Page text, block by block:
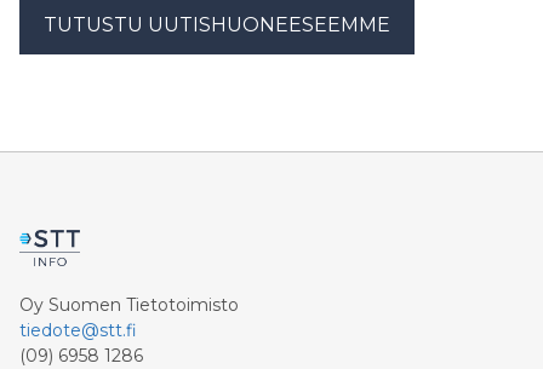
TUTUSTU UUTISHUONEESEEMME
Oy Suomen Tietotoimisto
tiedote@stt.fi
(09) 6958 1286